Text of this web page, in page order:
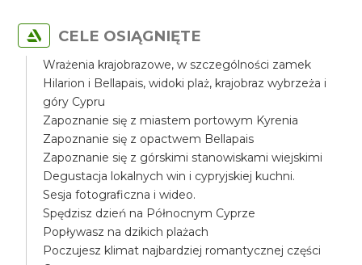
CELE OSIĄGNIĘTE
Wrażenia krajobrazowe, w szczególności zamek
Hilarion i Bellapais, widoki plaż, krajobraz wybrzeża i
góry Cypru
Zapoznanie się z miastem portowym Kyrenia
Zapoznanie się z opactwem Bellapais
Zapoznanie się z górskimi stanowiskami wiejskimi
Degustacja lokalnych win i cypryjskiej kuchni.
Sesja fotograficzna i wideo.
Spędzisz dzień na Północnym Cyprze
Popływasz na dzikich plażach
Poczujesz klimat najbardziej romantycznej części